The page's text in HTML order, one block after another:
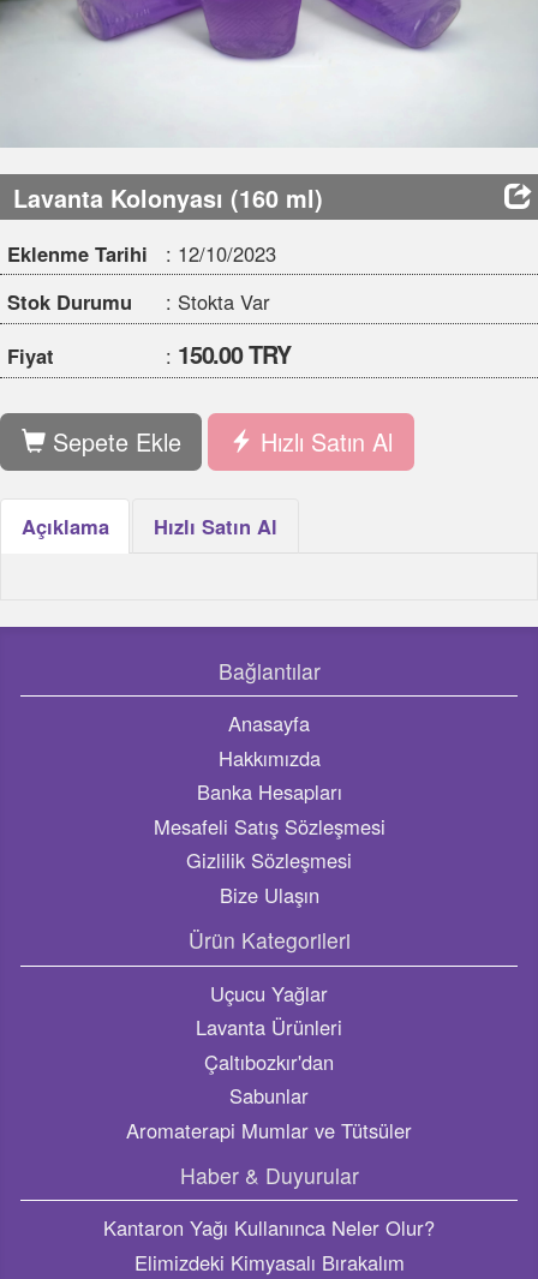
Eklenme Tarihi : 12/10/2023
Stok Durumu : Stokta Var
Fiyat 150.00 TRY
Sepete Ekle Hızlı Satın Al
Bağlantılar
Mesafeli Satış Sözleşmesi
Gizlilik Sözleşmesi
Bize Ulaşın
Ürün Kategorileri
Uçucu Yağlar
Lavanta Ürünleri
Çaltıbozkır'dan
Aromaterapi Mumlar ve Tütsüler
Haber & Duyurular
Kantaron Yağı Kullanınca Neler Olur?
Elimizdeki Kimyasalı Bırakalım
Cilt Bakımınız Doğaya Zarar Vermesin!
Lavanta yağının faydaları nelerdir?
nelere iyi gelir?
Sosyal Medya